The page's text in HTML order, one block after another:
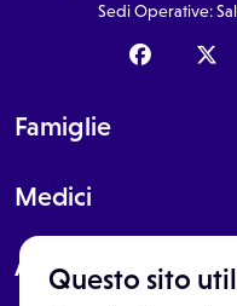
Questo sito
Sedi Operative:
Famiglie
Medici
About